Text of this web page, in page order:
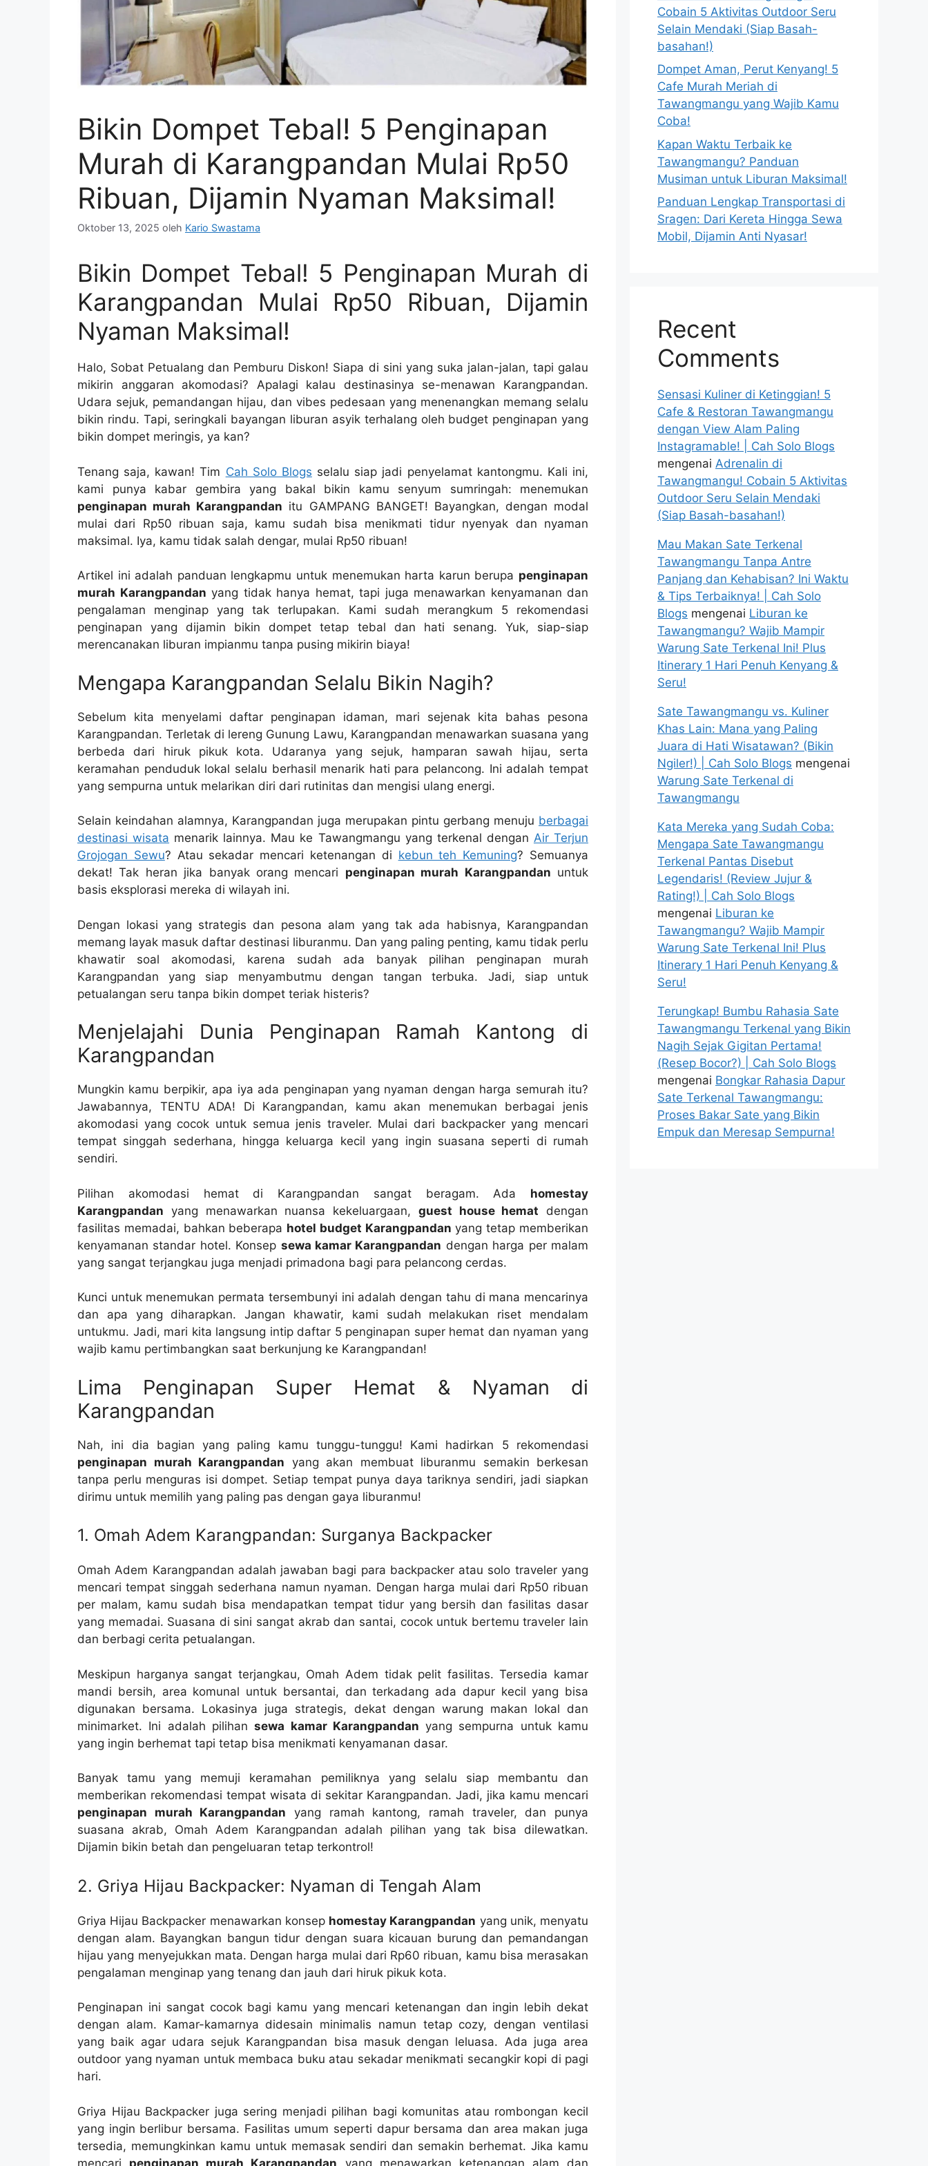
Bikin Dompet Tebal! 5 Penginapan
Murah di Karangpandan Mulai Rp50
Ribuan, Dijamin Nyaman Maksimal!
Oktober 13, 2025 oleh Kario Swastama
Bikin Dompet Tebal! 5 Penginapan Murah di
Karangpandan Mulai Rp50 Ribuan, Dijamin
Nyaman Maksimal!
Halo, Sobat Petualang dan Pemburu Diskon! Siapa di sini yang suka jalan-jalan, tapi galau
mikirin anggaran akomodasi? Apalagi kalau destinasinya se-menawan Karangpandan.
Udara sejuk, pemandangan hijau, dan vibes pedesaan yang menenangkan memang selalu
bikin rindu. Tapi, seringkali bayangan liburan asyik terhalang oleh budget penginapan yang
bikin dompet meringis, ya kan?
Tenang saja, kawan! Tim Cah Solo Blogs selalu siap jadi penyelamat kantongmu. Kali ini,
kami punya kabar gembira yang bakal bikin kamu senyum sumringah: menemukan
penginapan murah Karangpandan itu GAMPANG BANGET! Bayangkan, dengan modal
mulai dari Rp50 ribuan saja, kamu sudah bisa menikmati tidur nyenyak dan nyaman
maksimal. Iya, kamu tidak salah dengar, mulai Rp50 ribuan!
Artikel ini adalah panduan lengkapmu untuk menemukan harta karun berupa penginapan
murah Karangpandan yang tidak hanya hemat, tapi juga menawarkan kenyamanan dan
pengalaman menginap yang tak terlupakan. Kami sudah merangkum 5 rekomendasi
penginapan yang dijamin bikin dompet tetap tebal dan hati senang. Yuk, siap-siap
merencanakan liburan impianmu tanpa pusing mikirin biaya!
Mengapa Karangpandan Selalu Bikin Nagih?
Sebelum kita menyelami daftar penginapan idaman, mari sejenak kita bahas pesona
Karangpandan. Terletak di lereng Gunung Lawu, Karangpandan menawarkan suasana yang
berbeda dari hiruk pikuk kota. Udaranya yang sejuk, hamparan sawah hijau, serta
keramahan penduduk lokal selalu berhasil menarik hati para pelancong. Ini adalah tempat
yang sempurna untuk melarikan diri dari rutinitas dan mengisi ulang energi.
Selain keindahan alamnya, Karangpandan juga merupakan pintu gerbang menuju berbagai
destinasi wisata menarik lainnya. Mau ke Tawangmangu yang terkenal dengan Air Terjun
Grojogan Sewu? Atau sekadar mencari ketenangan di kebun teh Kemuning? Semuanya
dekat! Tak heran jika banyak orang mencari penginapan murah Karangpandan untuk
basis eksplorasi mereka di wilayah ini.
Dengan lokasi yang strategis dan pesona alam yang tak ada habisnya, Karangpandan
memang layak masuk daftar destinasi liburanmu. Dan yang paling penting, kamu tidak perlu
khawatir soal akomodasi, karena sudah ada banyak pilihan penginapan murah
Karangpandan yang siap menyambutmu dengan tangan terbuka. Jadi, siap untuk
petualangan seru tanpa bikin dompet teriak histeris?
Menjelajahi Dunia Penginapan Ramah Kantong di
Karangpandan
Mungkin kamu berpikir, apa iya ada penginapan yang nyaman dengan harga semurah itu?
Jawabannya, TENTU ADA! Di Karangpandan, kamu akan menemukan berbagai jenis
akomodasi yang cocok untuk semua jenis traveler. Mulai dari backpacker yang mencari
tempat singgah sederhana, hingga keluarga kecil yang ingin suasana seperti di rumah
sendiri.
Pilihan akomodasi hemat di Karangpandan sangat beragam. Ada homestay
Karangpandan yang menawarkan nuansa kekeluargaan, guest house hemat dengan
fasilitas memadai, bahkan beberapa hotel budget Karangpandan yang tetap memberikan
kenyamanan standar hotel. Konsep sewa kamar Karangpandan dengan harga per malam
yang sangat terjangkau juga menjadi primadona bagi para pelancong cerdas.
Kunci untuk menemukan permata tersembunyi ini adalah dengan tahu di mana mencarinya
dan apa yang diharapkan. Jangan khawatir, kami sudah melakukan riset mendalam
untukmu. Jadi, mari kita langsung intip daftar 5 penginapan super hemat dan nyaman yang
wajib kamu pertimbangkan saat berkunjung ke Karangpandan!
Lima Penginapan Super Hemat & Nyaman di
Karangpandan
Nah, ini dia bagian yang paling kamu tunggu-tunggu! Kami hadirkan 5 rekomendasi
penginapan murah Karangpandan yang akan membuat liburanmu semakin berkesan
tanpa perlu menguras isi dompet. Setiap tempat punya daya tariknya sendiri, jadi siapkan
dirimu untuk memilih yang paling pas dengan gaya liburanmu!
1. Omah Adem Karangpandan: Surganya Backpacker
Omah Adem Karangpandan adalah jawaban bagi para backpacker atau solo traveler yang
mencari tempat singgah sederhana namun nyaman. Dengan harga mulai dari Rp50 ribuan
per malam, kamu sudah bisa mendapatkan tempat tidur yang bersih dan fasilitas dasar
yang memadai. Suasana di sini sangat akrab dan santai, cocok untuk bertemu traveler lain
dan berbagi cerita petualangan.
Meskipun harganya sangat terjangkau, Omah Adem tidak pelit fasilitas. Tersedia kamar
mandi bersih, area komunal untuk bersantai, dan terkadang ada dapur kecil yang bisa
digunakan bersama. Lokasinya juga strategis, dekat dengan warung makan lokal dan
minimarket. Ini adalah pilihansewa kamar Karangpandan yang sempurna untuk kamu
yang ingin berhemat tapi tetap bisa menikmati kenyamanan dasar.
Banyak tamu yang memuji keramahan pemiliknya yang selalu siap membantu dan
memberikan rekomendasi tempat wisata di sekitar Karangpandan. Jadi, jika kamu mencari
penginapan murah Karangpandan yang ramah kantong, ramah traveler, dan punya
suasana akrab, Omah Adem Karangpandan adalah pilihan yang tak bisa dilewatkan.
Dijamin bikin betah dan pengeluaran tetap terkontrol!
2. Griya Hijau Backpacker: Nyaman di Tengah Alam
Griya Hijau Backpacker menawarkan konsep homestay Karangpandan yang unik, menyatu
dengan alam. Bayangkan bangun tidur dengan suara kicauan burung dan pemandangan
hijau yang menyejukkan mata. Dengan harga mulai dari Rp60 ribuan, kamu bisa merasakan
pengalaman menginap yang tenang dan jauh dari hiruk pikuk kota.
Penginapan ini sangat cocok bagi kamu yang mencari ketenangan dan ingin lebih dekat
dengan alam. Kamar-kamarnya didesain minimalis namun tetap cozy, dengan ventilasi
yang baik agar udara sejuk Karangpandan bisa masuk dengan leluasa. Ada juga area
outdoor yang nyaman untuk membaca buku atau sekadar menikmati secangkir kopi di pagi
hari.
Griya Hijau Backpacker juga sering menjadi pilihan bagi komunitas atau rombongan kecil
yang ingin berlibur bersama. Fasilitas umum seperti dapur bersama dan area makan juga
tersedia, memungkinkan kamu untuk memasak sendiri dan semakin berhemat. Jika kamu
mencari penginapan murah Karangpandan yang menawarkan ketenangan alam dan
Cobain 5 Aktivitas Outdoor Seru
Selain Mendaki (Siap Basah-
basahan!)
Dompet Aman, Perut Kenyang! 5
Cafe Murah Meriah di
Tawangmangu yang Wajib Kamu
Coba!
Kapan Waktu Terbaik ke
Tawangmangu? Panduan
Musiman untuk Liburan Maksimal!
Panduan Lengkap Transportasi di
Sragen: Dari Kereta Hingga Sewa
Mobil, Dijamin Anti Nyasar!
Recent
Comments
Sensasi Kuliner di Ketinggian! 5
Cafe & Restoran Tawangmangu
dengan View Alam Paling
Instagramable! | Cah Solo Blogs
mengenai Adrenalin di
Tawangmangu! Cobain 5 Aktivitas
Outdoor Seru Selain Mendaki
(Siap Basah-basahan!)
Mau Makan Sate Terkenal
Tawangmangu Tanpa Antre
Panjang dan Kehabisan? Ini Waktu
& Tips Terbaiknya! | Cah Solo
Blogs mengenai Liburan ke
Tawangmangu? Wajib Mampir
Warung Sate Terkenal Ini! Plus
Itinerary 1 Hari Penuh Kenyang &
Seru!
Sate Tawangmangu vs. Kuliner
Khas Lain: Mana yang Paling
Juara di Hati Wisatawan? (Bikin
Ngiler!) | Cah Solo Blogs mengenai
Warung Sate Terkenal di
Tawangmangu
Kata Mereka yang Sudah Coba:
Mengapa Sate Tawangmangu
Terkenal Pantas Disebut
Legendaris! (Review Jujur &
Rating!) | Cah Solo Blogs
mengenai Liburan ke
Tawangmangu? Wajib Mampir
Warung Sate Terkenal Ini! Plus
Itinerary 1 Hari Penuh Kenyang &
Seru!
Terungkap! Bumbu Rahasia Sate
Tawangmangu Terkenal yang Bikin
Nagih Sejak Gigitan Pertama!
(Resep Bocor?) | Cah Solo Blogs
mengenai Bongkar Rahasia Dapur
Sate Terkenal Tawangmangu:
Proses Bakar Sate yang Bikin
Empuk dan Meresap Sempurna!